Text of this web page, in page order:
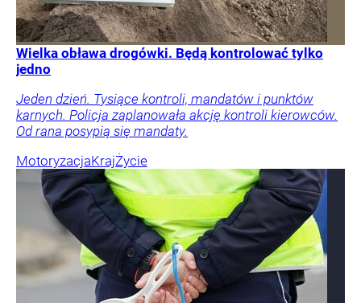
Wielka obława drogówki. Będą kontrolować tylko
jedno
Jeden dzień. Tysiące kontroli, mandatów i punktów
karnych. Policja zaplanowała akcję kontroli kierowców.
Od rana posypią się mandaty.
MotoryzacjaKrajŻycie